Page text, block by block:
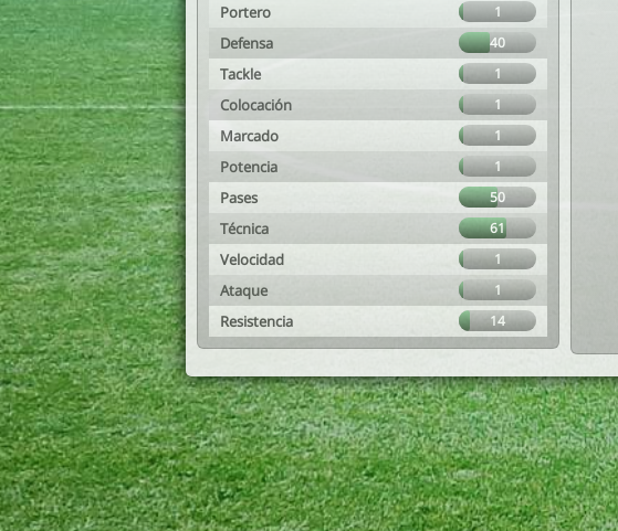
Portero 1
Defensa 40
Tackle 1
Colocación 1
Marcado 1
Potencia 1
Pases 50
Técnica 61
Velocidad 1
Ataque 1
Resistencia 14